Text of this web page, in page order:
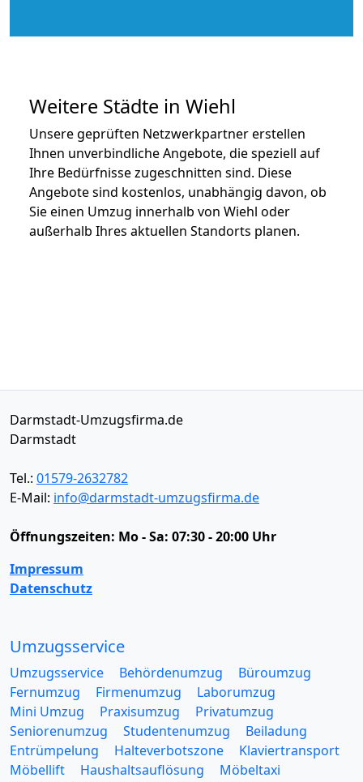
Weitere Städte in Wiehl
Unsere geprüften Netzwerkpartner erstellen
Ihnen unverbindliche Angebote, die speziell auf
Ihre Bedürfnisse zugeschnitten sind. Diese
Angebote sind kostenlos, unabhängig davon, ob
Sie einen Umzug innerhalb von Wiehl oder
außerhalb Ihres aktuellen Standorts planen.
Darmstadt-Umzugsfirma.de
Darmstadt
Tel.: 01579-2632782
E-Mail: info@darmstadt-umzugsfirma.de
Öffnungszeiten: Mo - Sa: 07:30 - 20:00 Uhr
Impressum
Datenschutz
Umzugsservice
Umzugsservice Behördenumzug
Büroumzug
Fernumzug
Firmenumzug
Laborumzug
Mini Umzug
Praxisumzug
Privatumzug
Seniorenumzug
Studentenumzug
Beiladung
Entrümpelung
Halteverbotszone
Klaviertransport
Möbellift
Haushaltsauflösung
Möbeltaxi